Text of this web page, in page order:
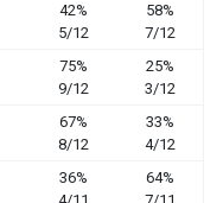
42%
5/12
58%
7/12
75%
9/12
25%
3/12
67%
8/12
33%
4/12
36%
64%